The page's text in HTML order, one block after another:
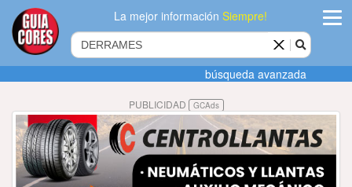
La mejor informaciónSiempre!
Agregar
empresa
Actualizar
datos
búsqueda avanzada
PUBLICIDAD GCAds